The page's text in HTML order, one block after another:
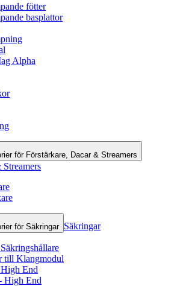
fötter
basplattor
Alpha
för Förstärkare, Dacar & Streamers
för Säkringar Säkringar
till Klangmodul
End
High End